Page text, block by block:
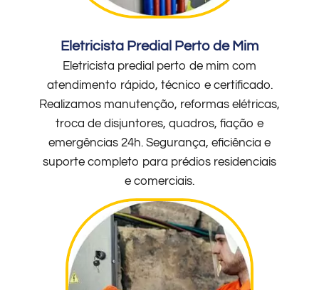
Eletricista Predial Perto de Mim
Eletricista predial perto de mim com
atendimento rápido, técnico e certificado.
Realizamos manutenção, reformas elétricas,
troca de disjuntores, quadros, fiação e
emergências 24h. Segurança, eficiência e
suporte completo para prédios residenciais
e comerciais.